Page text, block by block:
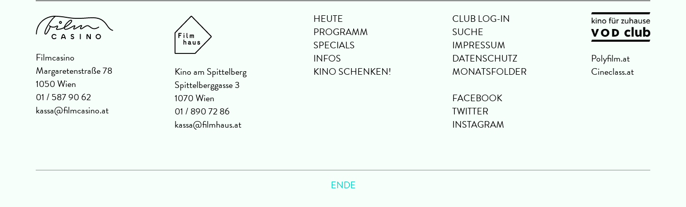
Filmcasino
Margaretenstraße 78
1050 Wien
01 / 587 90 62
kassa@filmcasino.at
Kino am Spittelberg
Spittelberggasse 3
1070 Wien
01 / 890 72 86
kassa@filmhaus.at
HEUTE
PROGRAMM
SPECIALS
INFOS
KINO SCHENKEN!
CLUB LOG-IN
SUCHE
IMPRESSUM
DATENSCHUTZ
MONATSFOLDER
FACEBOOK
TWITTER
INSTAGRAM
Polyfilm.at
Cineclass.at
ENDE